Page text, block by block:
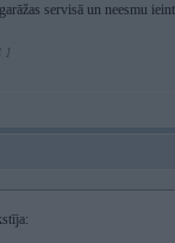
servisā un neesmu
]